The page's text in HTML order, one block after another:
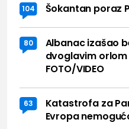
104 Šokantan poraz
80
Albanac izašao
dvoglavim
FOTO/VIDEO
63
Katastrofa za
Evropa